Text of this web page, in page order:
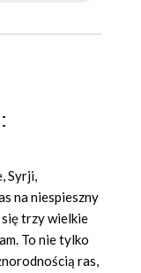
:
Syrji,
na niespieszny
się trzy wielkie
To nie tylko
ras,